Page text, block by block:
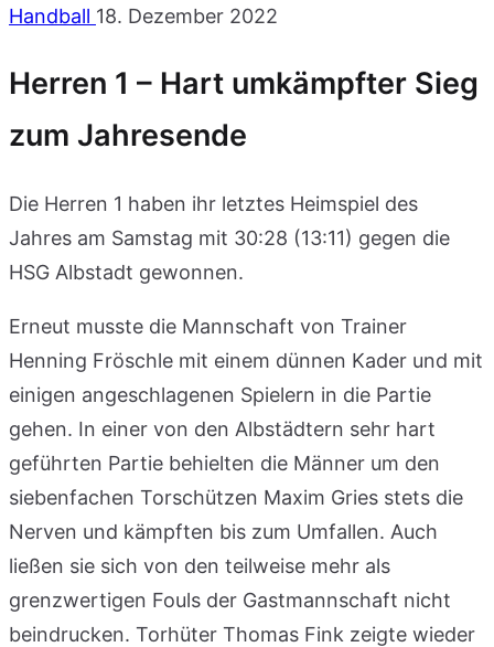
Handball 18. Dezember 2022
Herren 1 – Hart umkämpfter Sieg
zum Jahresende
Die Herren 1 haben ihr letztes Heimspiel des
Jahres am Samstag mit 30:28 (13:11) gegen die
HSG Albstadt gewonnen.
Erneut musste die Mannschaft von Trainer
Henning Fröschle mit einem dünnen Kader und mit
einigen angeschlagenen Spielern in die Partie
gehen. In einer von den Albstädtern sehr hart
geführten Partie behielten die Männer um den
siebenfachen Torschützen Maxim Gries stets die
Nerven und kämpften bis zum Umfallen. Auch
ließen sie sich von den teilweise mehr als
grenzwertigen Fouls der Gastmannschaft nicht
beindrucken. Torhüter Thomas Fink zeigte wieder